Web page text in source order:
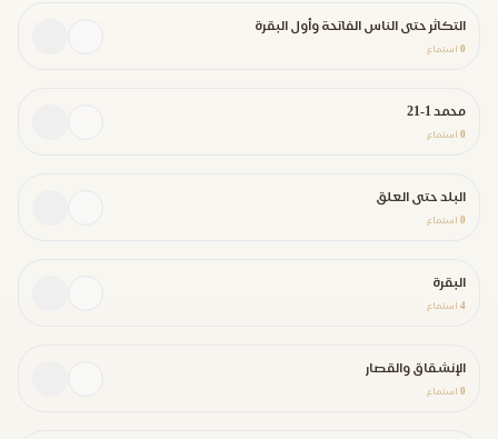
التكاثر حتى الناس الفاتحة وأول البقرة
0 استماع
محمد 1-21
0 استماع
البلد حتى العلق
0 استماع
البقرة
4 استماع
الإنشقاق والقصار
0 استماع